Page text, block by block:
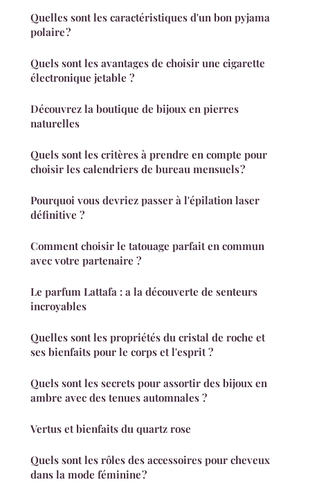
Quelles sont les caractéristiques d'un bon pyjama
polaire ?
Quels sont les avantages de choisir une cigarette
électronique jetable ?
Découvrez la boutique de bijoux en pierres
naturelles
Quels sont les critères à prendre en compte pour
choisir les calendriers de bureau mensuels ?
Pourquoi vous devriez passer à l'épilation laser
définitive ?
Comment choisir le tatouage parfait en commun
avec votre partenaire ?
Le parfum Lattafa : a la découverte de senteurs
incroyables
Quelles sont les propriétés du cristal de roche et
ses bienfaits pour le corps et l'esprit ?
Quels sont les secrets pour assortir des bijoux en
ambre avec des tenues automnales ?
Vertus et bienfaits du quartz rose
Quels sont les rôles des accessoires pour cheveux
dans la mode féminine ?